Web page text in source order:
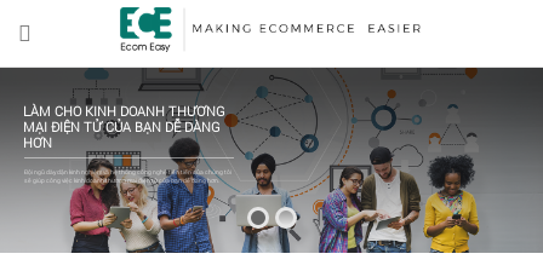
LÀM CHO KINH DOANH THƯƠNG
MẠI ĐIỆN TỬ CỦA BẠN DỄ DÀNG
HƠN
Đội ngũ dày dặn kinh nghiệm và hệ thống công nghệ tiên tiến của chúng tôi
sẽ giúp công việc kinh doanh thương mại điện tử của bạn dễ dàng hơn.